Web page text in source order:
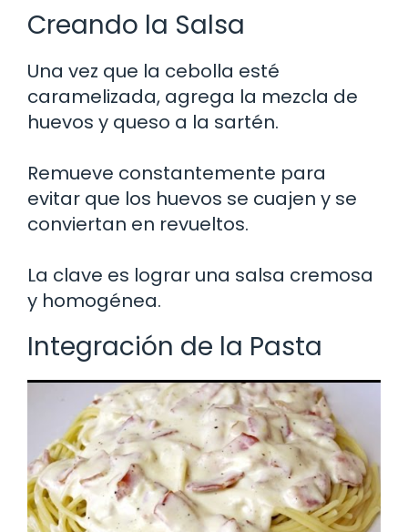
Creando la Salsa
Una vez que la cebolla esté
caramelizada, agrega la mezcla de
huevos y queso a la sartén.
Remueve constantemente para
evitar que los huevos se cuajen y se
conviertan en revueltos.
La clave es lograr una salsa cremosa
y homogénea.
Integración de la Pasta